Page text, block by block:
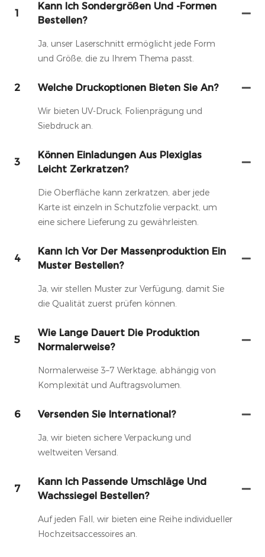
1
Kann Ich Sondergrößen Und -formen
Bestellen?
Ja, unser Laserschnitt ermöglicht jede Form
und Größe, die zu Ihrem Thema passt.
2 Welche Druckoptionen Bieten Sie An?
Wir bieten UV-Druck, Folienprägung und
Siebdruck an.
3
Können Einladungen Aus Plexiglas
Leicht Zerkratzen?
Die Oberfläche kann zerkratzen, aber jede
Karte ist einzeln in Schutzfolie verpackt, um
eine sichere Lieferung zu gewährleisten.
4
Kann Ich Vor Der Massenproduktion Ein
Muster Bestellen?
Ja, wir stellen Muster zur Verfügung, damit Sie
die Qualität zuerst prüfen können.
5
Wie Lange Dauert Die Produktion
Normalerweise?
Normalerweise 3–7 Werktage, abhängig von
Komplexität und Auftragsvolumen.
6 Versenden Sie International?
Ja, wir bieten sichere Verpackung und
weltweiten Versand.
7
Kann Ich Passende Umschläge Und
Wachssiegel Bestellen?
Auf jeden Fall, wir bieten eine Reihe individueller
Hochzeitsaccessoires an.